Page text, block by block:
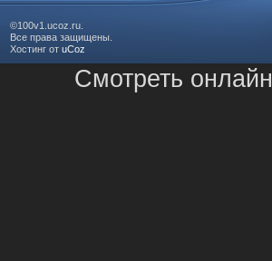
©100v1.ucoz.ru.
Все права защищены.
Хостинг от uCoz
Смотреть онлайн